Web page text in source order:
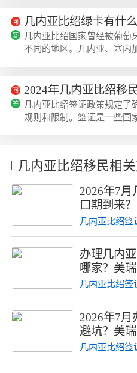
几内亚比绍国家曾经被葡萄
不同的地区。几内亚、塞内
2024年几内亚比绍移
几内亚比绍签证政策规定了
规则和限制。签证是一些国
几内亚比绍移民相
2026年7月
口期到来
几内亚比绍签
办理几内
哪家？美
几内亚比绍签
2026年7月
避坑？美
几内亚比绍签